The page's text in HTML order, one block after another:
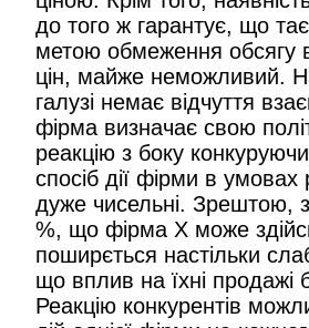
до того ж гарантує, що
метою обмеження обсягу
цін, майже неможливий.
галузі немає відчуття
фірма визначає свою
реакцію з боку
спосіб дії фірми в умовах
дуже чисельні. Зрештою,
%, що фірма Х може
поширється настільки
що вплив на їхні продажі
Реакцію конкурентів